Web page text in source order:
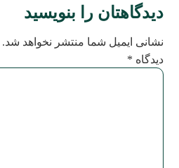
دیدگاهتان را بنویسید
نشانی ایمیل شما منتشر نخواهد شد.
دیدگاه *